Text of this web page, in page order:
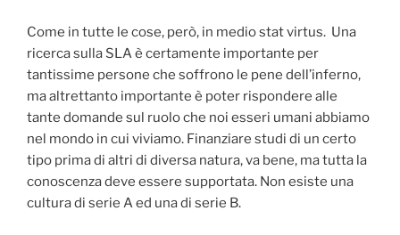
Come in tutte le cose, però, in medio stat virtus. Una
ricerca sulla SLA è certamente importante per
tantissime persone che soffrono le pene dell’inferno,
ma altrettanto importante è poter rispondere alle
tante domande sul ruolo che noi esseri umani abbiamo
nel mondo in cui viviamo. Finanziare studi di un certo
tipo prima di altri di diversa natura, va bene, ma tutta la
conoscenza deve essere supportata. Non esiste una
cultura di serie A ed una di serie B.